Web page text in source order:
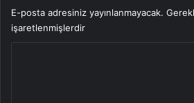
E-posta adresiniz yayınlanmayacak.
işaretlenmişlerdir